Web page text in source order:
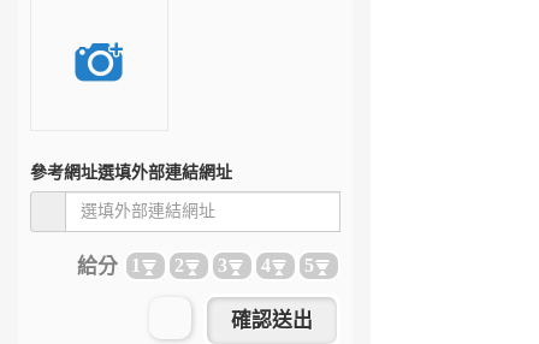
參考網址選填外部連結網址
給分 1 2 3 4 5